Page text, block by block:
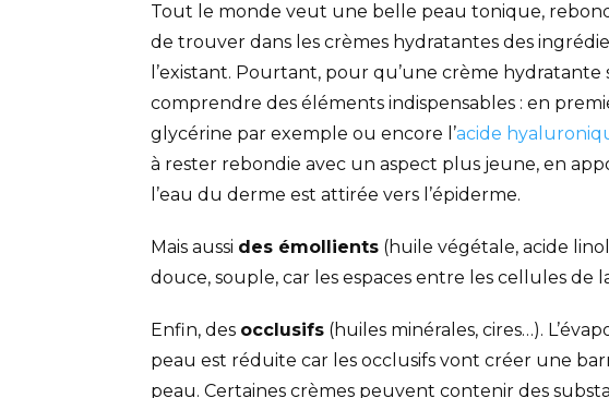
Tout le monde veut une belle peau tonique,
de trouver dans les crèmes hydratantes des
l’existant. Pourtant, pour qu’une crème
comprendre des éléments indispensables : en
glycérine par exemple ou encore l’acide
à rester rebondie avec un aspect plus jeune, en
l’eau du derme est attirée vers l’épiderme.
Mais aussi des émollients (huile végétale, acide
douce, souple, car les espaces entre les cellules de
Enfin, des occlusifs (huiles minérales, cires…).
peau est réduite car les occlusifs vont créer une
peau. Certaines crèmes peuvent contenir des